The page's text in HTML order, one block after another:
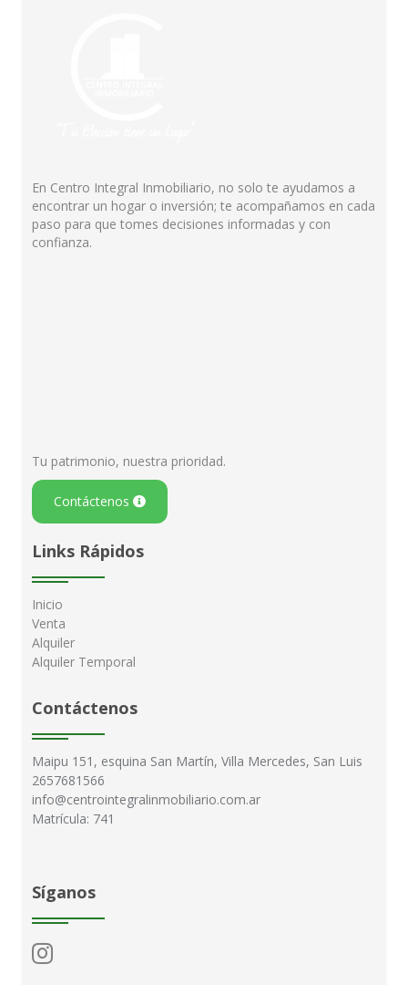
En Centro Integral Inmobiliario, no solo te ayudamos a
encontrar un hogar o inversión; te acompañamos en cada
paso para que tomes decisiones informadas y con
confianza.
Tu patrimonio, nuestra prioridad.
Contáctenos
Links Rápidos
Inicio
Venta
Alquiler
Alquiler Temporal
Contáctenos
Maipu 151, esquina San Martín, Villa Mercedes, San Luis
2657681566
info@centrointegralinmobiliario.com.ar
Matrícula: 741
Síganos